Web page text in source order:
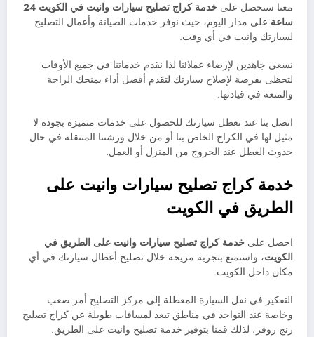
معنا ستحصل على خدمةكراج تصليح سيارات
وانيت في الكويت 24
ساعة على مدار اليوم، حيث نوفر خدمات الصيانة وأعمال التصليح
لسيارتك وانيت في أي وقت.
نسعى جاهدين لإرضاء عملائنا لذا نقدم خدماتنا في جميع الأوقات
لتحظى بفرصة لإصلاح سيارتك لتقدم أفضل أداء يمنحك الراحة
والمتعة في قيادتها.
اتصل بنا عند تعطل سيارتك للحصول على خدمات متميزة بجودة لا
مثيل لها في الكراج الخاص بنا أو من خلال ورشتنا المتنقلة في حال
حدوث العطل عند الخروج من المنزل أو العمل.
خدمة كراج تصليح سيارات وانيت على
الطريق في الكويت
احصل على خدمة كراج تصليح سيارات وانيت على الطريق في
الكويت، واستمتع بتجربة مريحة خلال تصليح أعطال سيارتك في أي
مكان داخل الكويت.
التفكير في نقل السيارة المعطلة إلى مركز التصليح أمر صعب
وخاصة عند التواجد في مناطق تبعد لمسافات طويلة عن كراج تصليح
رنج روفر، لذلك قمنا بتوفير خدمة تصليح وانيت على الطريق.